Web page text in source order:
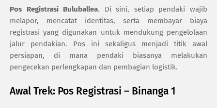
Pos Registrasi Buluballea. Di sini, setiap pendaki wajib
melapor, mencatat identitas, serta membayar biaya
registrasi yang digunakan untuk mendukung pengelolaan
jalur pendakian. Pos ini sekaligus menjadi titik awal
persiapan, di mana pendaki biasanya melakukan
pengecekan perlengkapan dan pembagian logistik.
Awal Trek: Pos Registrasi – Binanga 1